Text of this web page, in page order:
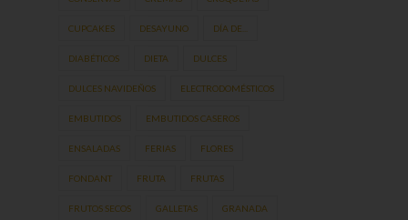
CUPCAKES DESAYUNO DÍA DE...
DIABÉTICOS DIETA DULCES
DULCES NAVIDEÑOS ELECTRODOMÉSTICOS
EMBUTIDOS EMBUTIDOS CASEROS
ENSALADAS FERIAS FLORES
FONDANT FRUTA FRUTAS
FRUTOS SECOS GALLETAS GRANADA